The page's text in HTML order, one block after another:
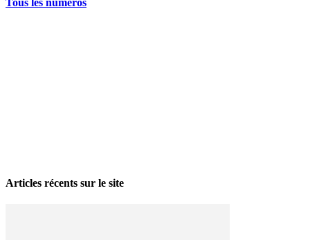
Tous les numéros
Articles récents sur le site